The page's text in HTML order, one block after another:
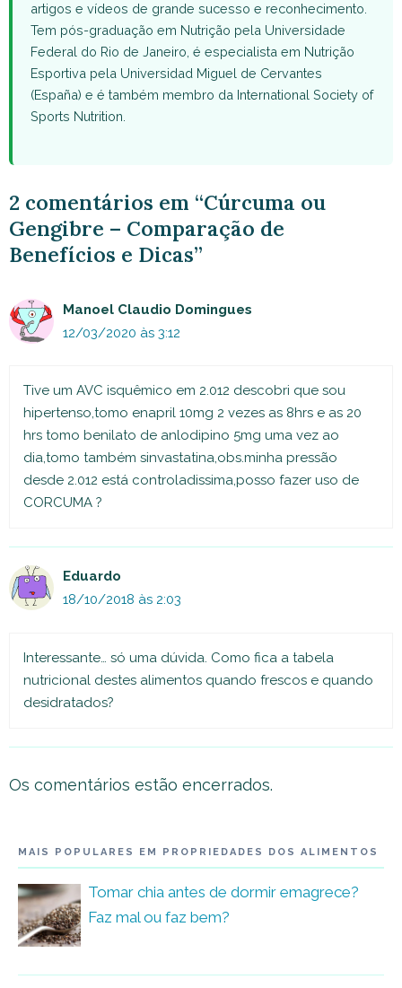
artigos e vídeos de grande sucesso e reconhecimento.
Tem pós-graduação em Nutrição pela Universidade
Federal do Rio de Janeiro, é especialista em Nutrição
Esportiva pela Universidad Miguel de Cervantes
(España) e é também membro da International Society of
Sports Nutrition.
2 comentários em “Cúrcuma ou
Gengibre – Comparação de
Benefícios e Dicas”
Manoel Claudio Domingues
12/03/2020 às 3:12
Tive um AVC isquêmico em 2.012 descobri que sou
hipertenso,tomo enapril 10mg 2 vezes as 8hrs e as 20
hrs tomo benilato de anlodipino 5mg uma vez ao
dia,tomo também sinvastatina,obs.minha pressão
desde 2.012 está controladissima,posso fazer uso de
CORCUMA ?
Eduardo
18/10/2018 às 2:03
Interessante… só uma dúvida. Como fica a tabela
nutricional destes alimentos quando frescos e quando
desidratados?
Os comentários estão encerrados.
MAIS POPULARES EM PROPRIEDADES DOS ALIMENTOS
Tomar chia antes de dormir emagrece?
Faz mal ou faz bem?